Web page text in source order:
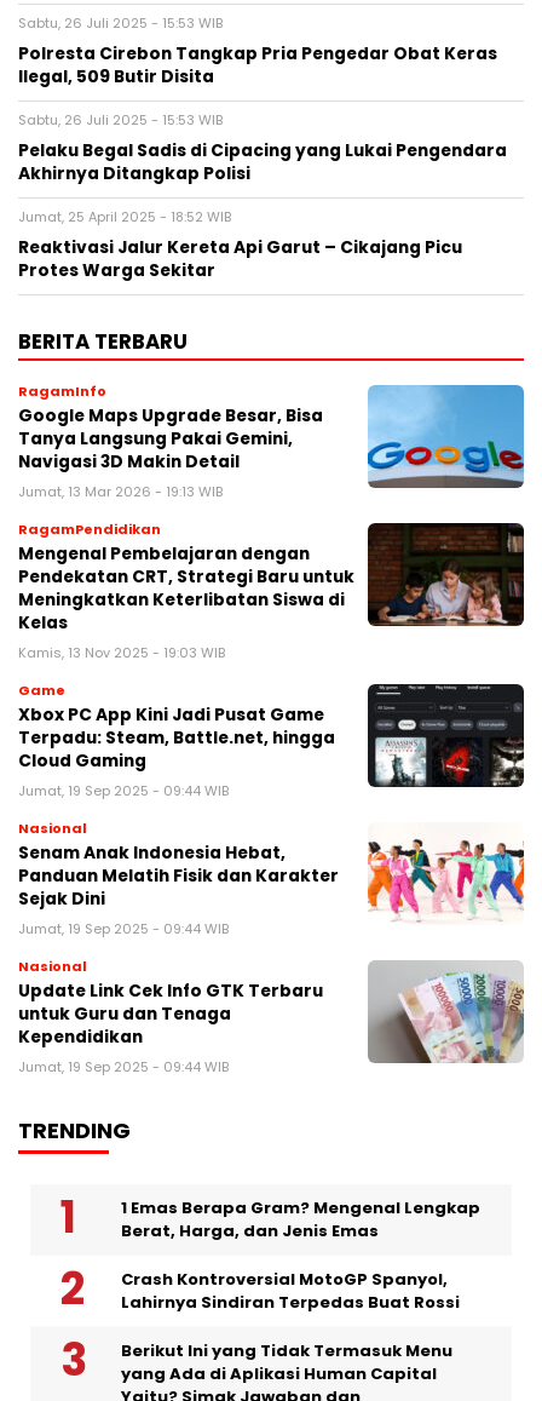
Sabtu, 26 Juli 2025 - 15:53 WIB
Polresta Cirebon Tangkap Pria Pengedar Obat Keras
Ilegal, 509 Butir Disita
Sabtu, 26 Juli 2025 - 15:53 WIB
Pelaku Begal Sadis di Cipacing yang Lukai Pengendara
Akhirnya Ditangkap Polisi
Jumat, 25 April 2025 - 18:52 WIB
Reaktivasi Jalur Kereta Api Garut – Cikajang Picu
Protes Warga Sekitar
BERITA TERBARU
RagamInfo
Google Maps Upgrade Besar, Bisa
Tanya Langsung Pakai Gemini,
Navigasi 3D Makin Detail
Jumat, 13 Mar 2026 - 19:13 WIB
RagamPendidikan
Mengenal Pembelajaran dengan
Pendekatan CRT, Strategi Baru untuk
Meningkatkan Keterlibatan Siswa di
Kelas
Kamis, 13 Nov 2025 - 19:03 WIB
Game
Xbox PC App Kini Jadi Pusat Game
Terpadu: Steam, Battle.net, hingga
Cloud Gaming
Jumat, 19 Sep 2025 - 09:44 WIB
Nasional
Senam Anak Indonesia Hebat,
Panduan Melatih Fisik dan Karakter
Sejak Dini
Jumat, 19 Sep 2025 - 09:44 WIB
Nasional
Update Link Cek Info GTK Terbaru
untuk Guru dan Tenaga
Kependidikan
Jumat, 19 Sep 2025 - 09:44 WIB
TRENDING
1 Emas Berapa Gram? Mengenal Lengkap
Berat, Harga, dan Jenis Emas
Crash Kontroversial MotoGP Spanyol,
Lahirnya Sindiran Terpedas Buat Rossi
Berikut Ini yang Tidak Termasuk Menu
yang Ada di Aplikasi Human Capital
Yaitu? Simak Jawaban dan